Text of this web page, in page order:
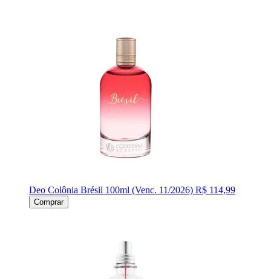
Deo Colônia Brésil 100ml (Venc. 11/2026) R$ 114,99
Comprar